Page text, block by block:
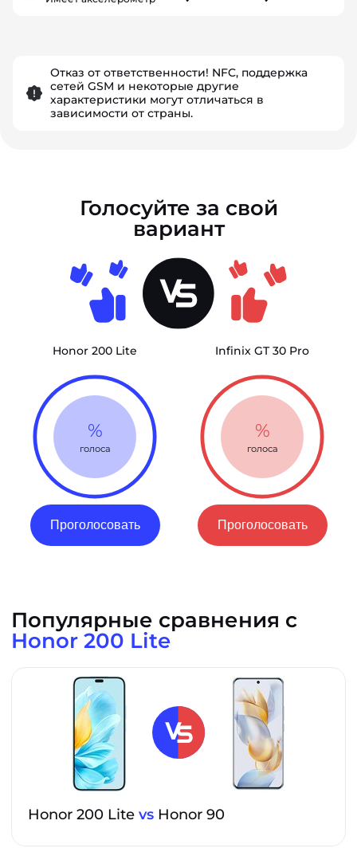
Отказ от ответственности! NFC, поддержка
сетей GSM и некоторые другие
характеристики могут отличаться в
зависимости от страны.
Голосуйте за свой
вариант
Honor 200 Lite
%
голоса
Проголосовать
Infinix GT 30 Pro
%
голоса
Проголосовать
Популярные сравнения с
Honor 200 Lite
Honor 200 Lite vs Honor 90